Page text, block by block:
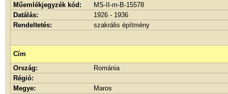
Műemlékjegyzék kód:
MS-II-m-B-15578
Datálás:
1926 - 1936
Rendeltetés:
szakrális építmény
Cím
Ország:
Románia
Régió:
Megye:
Maros